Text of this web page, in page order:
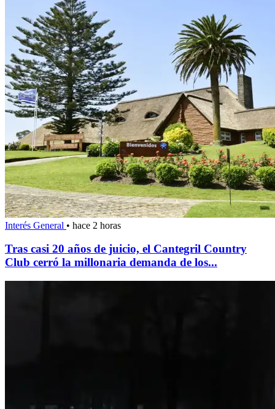
Interés General • hace 2 horas
Tras casi 20 años de juicio, el Cantegril Country
Club cerró la millonaria demanda de los...